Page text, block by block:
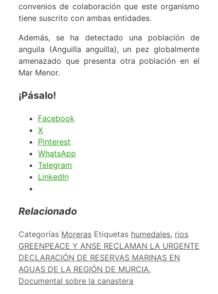
convenios de colaboración que este organismo
tiene suscrito con ambas entidades.
Además, se ha detectado una población de
anguila (Anguilla anguilla), un pez globalmente
amenazado que presenta otra población en el
Mar Menor.
¡Pásalo!
Facebook
X
Pinterest
WhatsApp
Telegram
LinkedIn
Relacionado
Categorías Moreras Etiquetas humedales, rios
GREENPEACE Y ANSE RECLAMAN LA URGENTE
DECLARACIÓN DE RESERVAS MARINAS EN
AGUAS DE LA REGIÓN DE MURCIA.
Documental sobre la canastera